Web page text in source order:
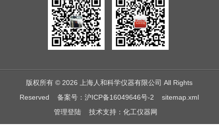
版权所有 © 2026 上海人和科学仪器有限公司 All Rights
Reserved备案号：沪ICP备16049646号-2
sitemap.xml
管理登陆技术支持： 化工仪器网